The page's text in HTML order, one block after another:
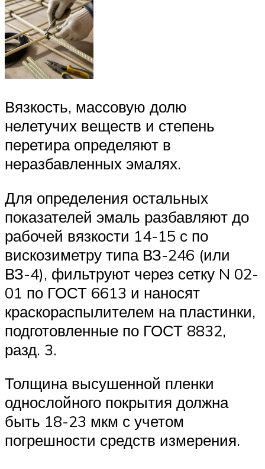
Вязкость, массовую долю
нелетучих веществ и степень
перетира определяют в
неразбавленных эмалях.
Для определения остальных
показателей эмаль разбавляют до
рабочей вязкости 14-15 с по
вискозиметру типа ВЗ-246 (или
ВЗ-4), фильтруют через сетку N 02-
01 по ГОСТ 6613 и наносят
краскораспылителем на пластинки,
подготовленные по ГОСТ 8832,
разд. 3.
Толщина высушенной пленки
однослойного покрытия должна
быть 18-23 мкм с учетом
погрешности средств измерения.